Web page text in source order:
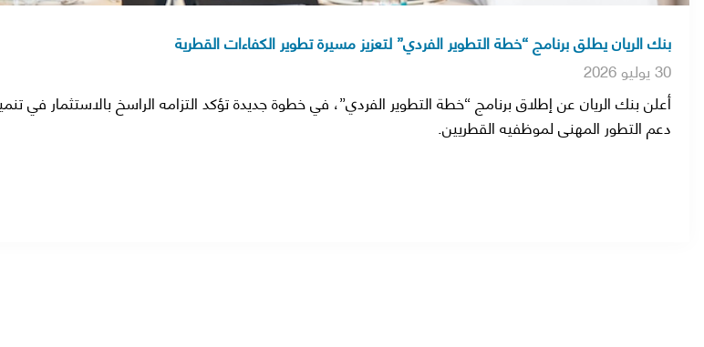
بنك الريان يطلق برنامج “خطة التطوير الفردي” لتعزيز مسيرة تطوير الكفاءات القطرية
30 يوليو 2026
أعلن بنك الريان عن إطلاق برنامج “خطة التطوير الفردي”، في خطوة جديدة تؤكد التزامه الراسخ بالاستثمار في
دعم التطور المهني لموظفيه القطريين.